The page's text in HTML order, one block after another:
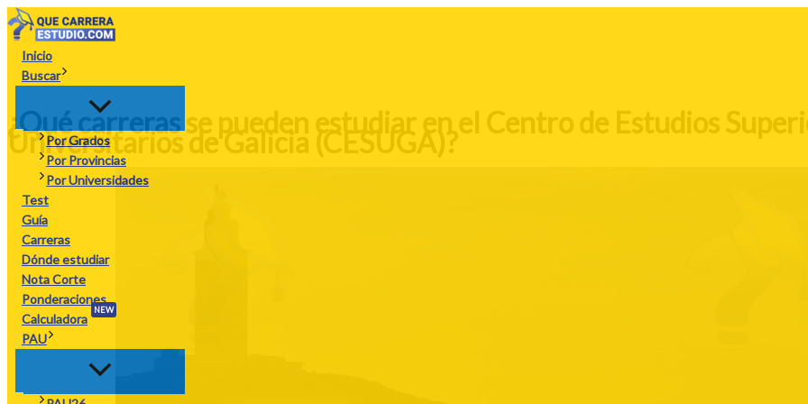
Ir
al
contenido
Inicio
Buscar
Por Grados
Por Provincias
Por Universidades
Test
Guía
Carreras
Dónde estudiar
Nota Corte
Ponderaciones
Calculadora
NEW
PAU
¿Qué carreras se pueden estudiar en el Centro de Estudios
Universitarios de Galicia (CESUGA)?